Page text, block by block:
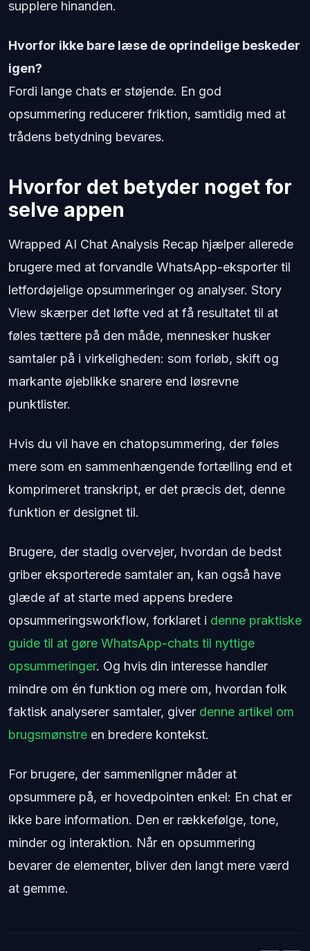
supplere hinanden.
Hvorfor ikke bare læse de oprindelige beskeder
igen?
Fordi lange chats er støjende. En god
opsummering reducerer friktion, samtidig med at
trådens betydning bevares.
Hvorfor det betyder noget for
selve appen
Wrapped AI Chat Analysis Recap hjælper allerede
brugere med at forvandle WhatsApp-eksporter til
letfordøjelige opsummeringer og analyser. Story
View skærper det løfte ved at få resultatet til at
føles tættere på den måde, mennesker husker
samtaler på i virkeligheden: som forløb, skift og
markante øjeblikke snarere end løsrevne
punktlister.
Hvis du vil have en chatopsummering, der føles
mere som en sammenhængende fortælling end et
komprimeret transkript, er det præcis det, denne
funktion er designet til.
Brugere, der stadig overvejer, hvordan de bedst
griber eksporterede samtaler an, kan også have
glæde af at starte med appens bredere
opsummeringsworkflow, forklaret i denne praktiske
guide til at gøre WhatsApp-chats til nyttige
opsummeringer. Og hvis din interesse handler
mindre om én funktion og mere om, hvordan folk
faktisk analyserer samtaler, giver denne artikel om
brugsmønstre en bredere kontekst.
For brugere, der sammenligner måder at
opsummere på, er hovedpointen enkel: En chat er
ikke bare information. Den er rækkefølge, tone,
minder og interaktion. Når en opsummering
bevarer de elementer, bliver den langt mere værd
at gemme.